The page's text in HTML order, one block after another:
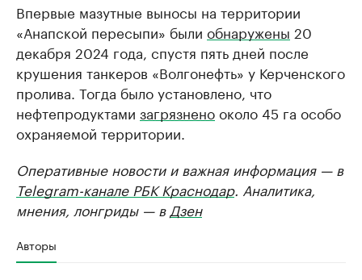
Впервые мазутные выносы на территории
«Анапской пересыпи» были обнаружены 20
декабря 2024 года, спустя пять дней после
крушения танкеров «Волгонефть» у Керченского
пролива. Тогда было установлено, что
нефтепродуктами загрязненооколо 45 га особо
охраняемой территории.
Оперативные новости и важная информация — в
Telegram-канале РБК Краснодар. Аналитика,
мнения, лонгриды — в Дзен
Авторы